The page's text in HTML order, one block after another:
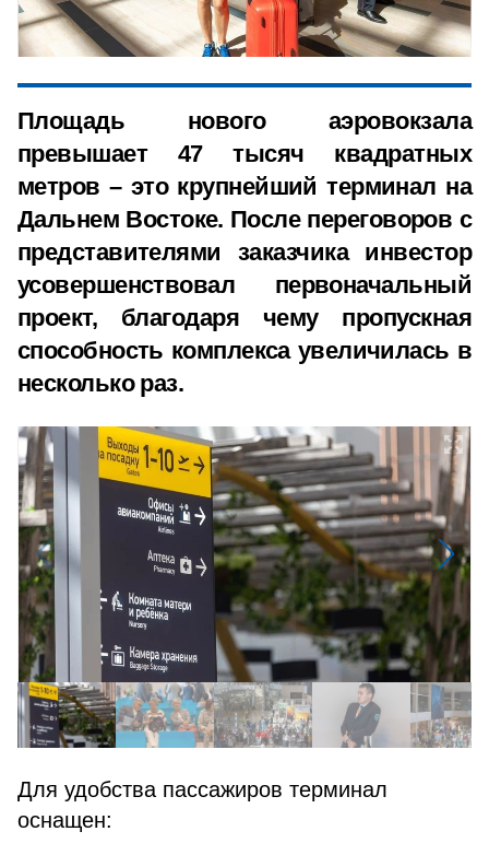
Площадь нового аэровокзала
превышает 47 тысяч квадратных
метров – это крупнейший терминал на
Дальнем Востоке. После переговоров с
представителями заказчика инвестор
усовершенствовал первоначальный
проект, благодаря чему пропускная
способность комплекса увеличилась в
несколько раз.
Для удобства пассажиров терминал
оснащен: